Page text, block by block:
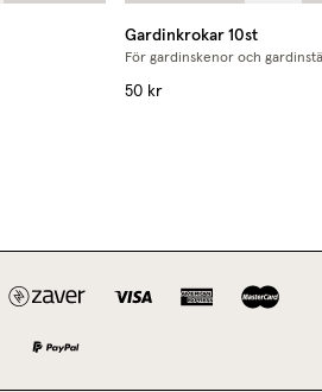
Gardinkrokar 10st
För gardinskenor och
50 kr